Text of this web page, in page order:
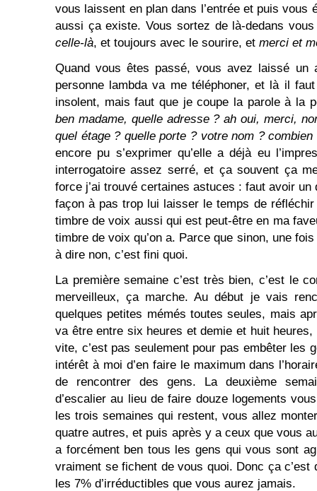
vous laissent en plan dans l’entrée et puis vous
aussi ça existe. Vous sortez de là-dedans
celle-là, et toujours avec le sourire, et merci et
Quand vous êtes passé, vous avez laissé un
personne lambda va me téléphoner, et là il
insolent, mais faut que je coupe la parole à la
ben madame, quelle adresse ? ah oui, merci,
quel étage ? quelle porte ? votre nom ?
encore pu s’exprimer qu’elle a déjà eu
interrogatoire assez serré, et ça souvent ça
force j’ai trouvé certaines astuces : faut avoir un
façon à pas trop lui laisser le temps de réfléchir
timbre de voix aussi qui est peut-être en ma
timbre de voix qu’on a. Parce que sinon, une
à dire non, c’est fini quoi.
La première semaine c’est très bien, c’est le
merveilleux, ça marche. Au début je vais
quelques petites mémés toutes seules, mais
va être entre six heures et demie et huit heures,
vite, c’est pas seulement pour pas embêter les
intérêt à moi d’en faire le maximum dans
de rencontrer des gens. La deuxième
d’escalier au lieu de faire douze logements
les trois semaines qui restent, vous allez
quatre autres, et puis après y a ceux que vous
a forcément ben tous les gens qui vous sont
vraiment se fichent de vous quoi. Donc ça c’est
les 7% d’irréductibles que vous aurez jamais.